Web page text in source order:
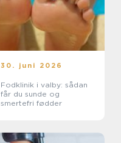
30. juni 2026
Fodklinik i valby: sådan
får du sunde og
smertefri fødder